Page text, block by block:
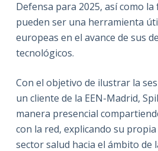
Defensa para 2025, así como
pueden ser una herramienta
europeas en el avance de sus
tecnológicos.
Con el objetivo de ilustrar la
un cliente de la EEN-Madrid,
manera presencial
con la red, explicando su
sector salud hacia el ámbito de